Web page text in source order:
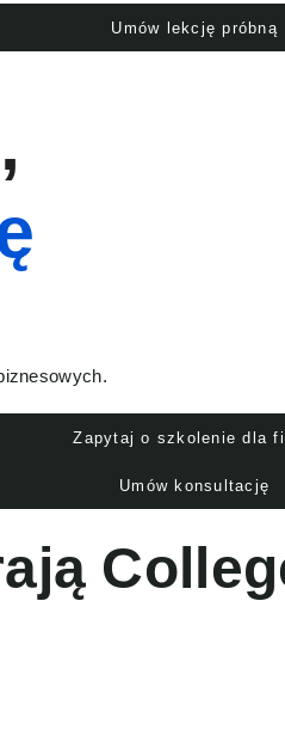
Umów lekcję próbną
Zapytaj o szkolenie dla
Umów konsultację